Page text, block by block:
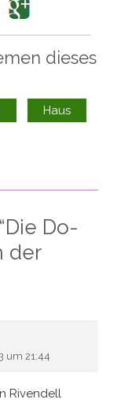
Twitter
dieses
Haus
Die Do-
der
um 21:44
Rivendell